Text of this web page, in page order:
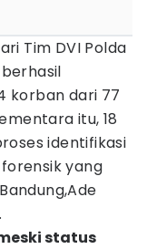
Tim DVI Polda
korban dari 77
itu, 18
identifikasi
yang
status